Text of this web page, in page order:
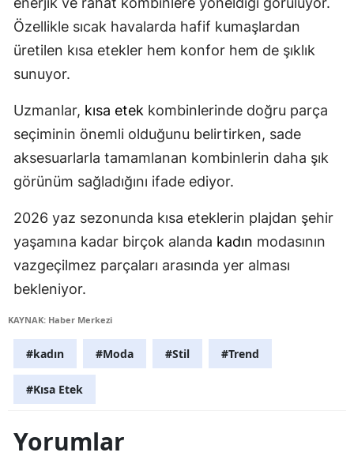
Özellikle sıcak havalarda hafif kumaşlardan
üretilen kısa etekler hem konfor hem de şıklık
sunuyor.
Uzmanlar, kısa etek kombinlerinde doğru parça
seçiminin önemli olduğunu belirtirken, sade
aksesuarlarla tamamlanan kombinlerin daha şık
görünüm sağladığını ifade ediyor.
2026 yaz sezonunda kısa eteklerin plajdan şehir
yaşamına kadar birçok alanda kadın modasının
vazgeçilmez parçaları arasında yer alması
bekleniyor.
KAYNAK: Haber Merkezi
#kadın #Moda #Stil #Trend
#Kısa Etek
Yorumlar